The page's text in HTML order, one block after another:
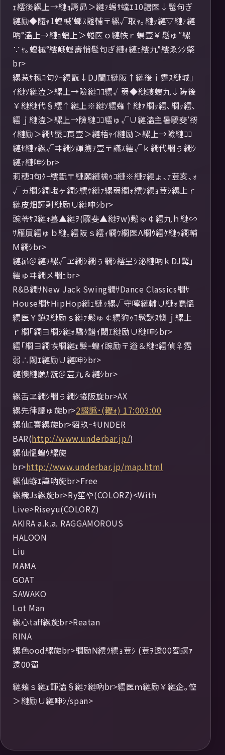
ｪ繧後縲上→縺ｮ諤昴＞縺ｧ蜴ｻ蟷ｴ10譛医↓髢句ぎ
縺励◆隨ｬ1蝗槭′螂ｽ隧輔〒縲√取ｬ｡縺ｯ縺▽縺ｧ縺
吶°溘上→縺ｮ蝠上＞蜷医ｏ縺帙ｒ螟壹￥鬆ゅ″縲
∵ｬ｡蝗槭°繧峨螳壽悄髢句ぎ縺ｫ縺ｪ繧九°繧ゑｼｼ檠
br>
縲惹ｻ穂ｺ句ｸｰ繧翫↓DJ閨ｴ縺阪↑縺後ｉ霆ｽ縺城｣
ｲ縺ｿ縺溘＞縲上→險縺ｺｺ繧√弱◆縺螻螻九↓陦後
￥縺縺代§繧↑縺上※縺ｿ繧薙↑縺ｧ繝ｯ繧､繝ｯ繧､
繧ｊ縺溘＞縲上→險縺ｺｺ繧ゅ√∪縺溘主暑驕斐′谺
ｲ縺励＞繝ｻ蜃ｺ莨壹＞縺梧ｬｲ縺励＞縲上→險縺ｺｺ
縺ｾ縺ｧ縲√ヰ繝ｼ諢溯ｦ壹〒讌ｽ繧√ｋ繝代繝ぅ繝ｼ
縺ｧ縺呻ｼbr>
莉穂ｺ句ｸｰ繧翫〒縺願縺檎ｩｺ縺※縺ｦ繧ょ､ｧ荳亥､ｫ
√ヵ繝ｼ繝峨ヶ繝ｼ繧ｹ縺ｧ縲弱繝ｫ繧ｳ繧ｮ荳ｼ縲上ｒ
縺皮畑諢剰縺励∪縺呻ｼbr>
豌苓ｻｽ縺ｫ蟇▲縺ｦ(驟斐▲縺ｦw)鬆ゅ￠繧九ｈ縺∽
ｻ雁屓繧ゅｂ縺｡繧阪ｓ繧ｨ繝ｳ繝医Λ繝ｳ繧ｹ縺ｯ繝輔
Μ繝ｼbr>
縺昴＠縺ｦ縲√ヱ繝ｼ繝ぅ繝ｼ繧呈ｼ泌縺吶ｋDJ髯｣
繧ゅヰ繝メ繝ｪbr>
R&B繝ｻNew Jack Swing繝ｻDance Classics繝ｻ
House繝ｻHipHop縺ｪ縺ｩ縲√守嚀縺輔∪縺ｫ蠢慍
繧医￥讌ｽ縺励ｓ縺ｧ鬆ゅ￠繧狗ｩｺ髢謎ｽ懊ｊ縲上
ｒ繝｢繝ヨ繝ｼ縺ｫ驕ｸ譖ｲ閾ｴ縺励∪縺呻ｼbr>
繧｢繝ヨ繝帙繝縺ｪ髮ｰ蝗ｲ豌励〒逧＆縺ｾ繧偵♀霑
弱∴閾ｴ縺励∪縺呻ｼbr>
縺懊縺願ｶ翫＠荳九＆縺ｼbr>
縲舌ヱ繝ｼ繝ぅ繝ｼ蜷阪旋br>AX
縲先律譎ゅ旋br>2譛譌･(轣ｫ) 17:003:00
縲仙ｴ謇縲旋br>貂玖ｰｷUNDER
BAR(http://www.underbar.jp/)
縲仙慍蝗ｳ縲旋
br>http://www.underbar.jp/map.html
縲仙蝣ｴ譁吶旋br>Free
縲織Js縲旋br>Ry笙や(COLORZ)<With
Live>Riseyu(COLORZ)
AKIRA a.k.a. RAGGAMOROUS
HALOON
Liu
MAMA
GOAT
SAWAKO
Lot Man
縲心taff縲旋br>Reatan
RINA
縲色ood縲旋br>繝励Ν繧ｳ繧ｮ荳ｼ (荳ｦ逶00蜀螟ｧ
逶00蜀
縺薙ｓ縺ｪ諢溘§縺ｧ縺吶br>繧医ｍ縺励￥縺企｡倥
＞縺励∪縺呻ｼ/span>